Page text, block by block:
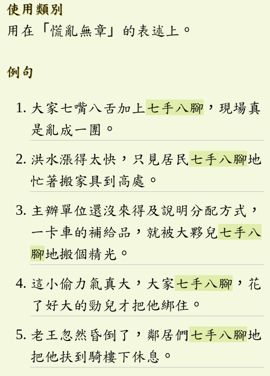
使用類別
用在「慌亂無章」的表述上。
例句
大家七嘴八舌加上 七手八腳 ，現場真
是亂成一團。
洪水漲得太快，只見居民七手八腳地
忙著搬家具到高處。
主辦單位還沒來得及說明分配方式，
一卡車的補給品，就被大夥兒七手八
腳地搬個精光。
這小偷力氣真大，大家七手八腳 ，花
了好大的勁兒才把他綁住。
老王忽然昏倒了，鄰居們七手八腳地
把他扶到騎樓下休息。